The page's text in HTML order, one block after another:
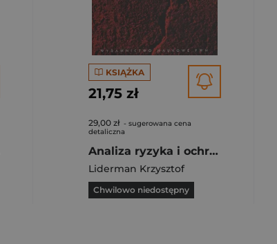
KSIĄŻKA
21,75 zł
29,00 zł - sugerowana cena
detaliczna
Analiza ryzyka i ochrona informacji w systemach komputerowych
Liderman Krzysztof
Chwilowo niedostępny